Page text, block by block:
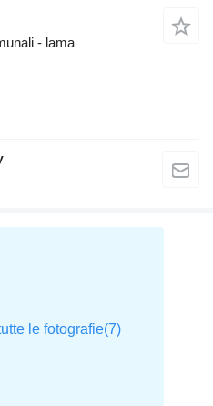
- lama